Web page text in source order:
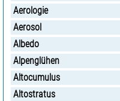
Aerologie
Aerosol
Albedo
Alpenglühen
Altocumulus
Altostratus